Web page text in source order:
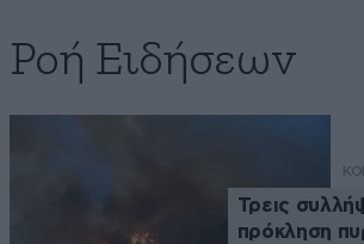
Ροή Ειδήσεων
Τρεις
πρόκληση